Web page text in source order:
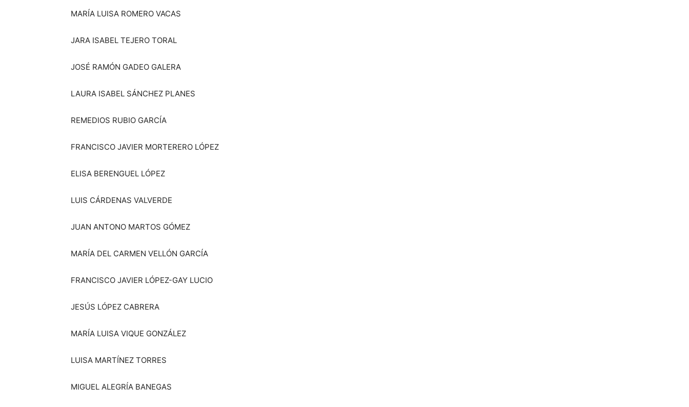
MARÍA LUISA ROMERO VACAS
JARA ISABEL TEJERO TORAL
JOSÉ RAMÓN GADEO GALERA
LAURA ISABEL SÁNCHEZ PLANES
REMEDIOS RUBIO GARCÍA
FRANCISCO JAVIER MORTERERO LÓPEZ
ELISA BERENGUEL LÓPEZ
LUIS CÁRDENAS VALVERDE
JUAN ANTONO MARTOS GÓMEZ
MARÍA DEL CARMEN VELLÓN GARCÍA
FRANCISCO JAVIER LÓPEZ-GAY LUCIO
JESÚS LÓPEZ CABRERA
MARÍA LUISA VIQUE GONZÁLEZ
LUISA MARTÍNEZ TORRES
MIGUEL ALEGRÍA BANEGAS